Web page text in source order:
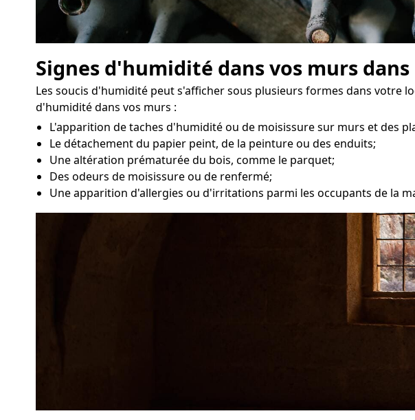
Signes d'humidité dans vos murs
Les soucis d'humidité peut s'afficher sous plusieurs formes dans votre
d'humidité dans vos murs :
L'apparition de taches d'humidité ou de moisissure sur murs et des
Le détachement du papier peint, de la peinture ou des enduits;
Une altération prématurée du bois, comme le parquet;
Des odeurs de moisissure ou de renfermé;
Une apparition d'allergies ou d'irritations parmi les occupants de la